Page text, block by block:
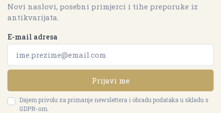
Novi naslovi, posebni primjerci i tihe preporuke iz
antikvarijata.
E-mail adresa
Prijavi me
Dajem privolu za primanje newslettera i obradu podataka u skladu s
GDPR-om.